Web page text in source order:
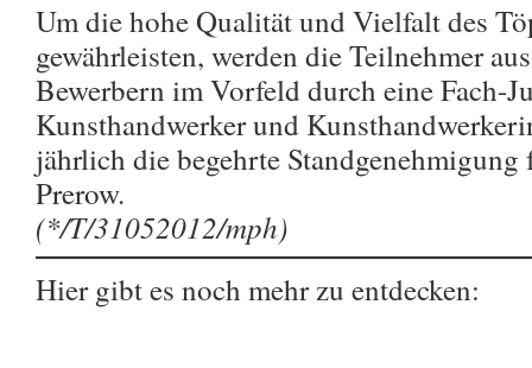
Um die hohe Qualität und Vielfalt des
gewährleisten, werden die Teilnehmer
Bewerbern im Vorfeld durch eine Fach-
Kunsthandwerker und
jährlich die begehrte
Prerow.
(*/T/31052012/mph)
Hier gibt es noch mehr zu entdecken: